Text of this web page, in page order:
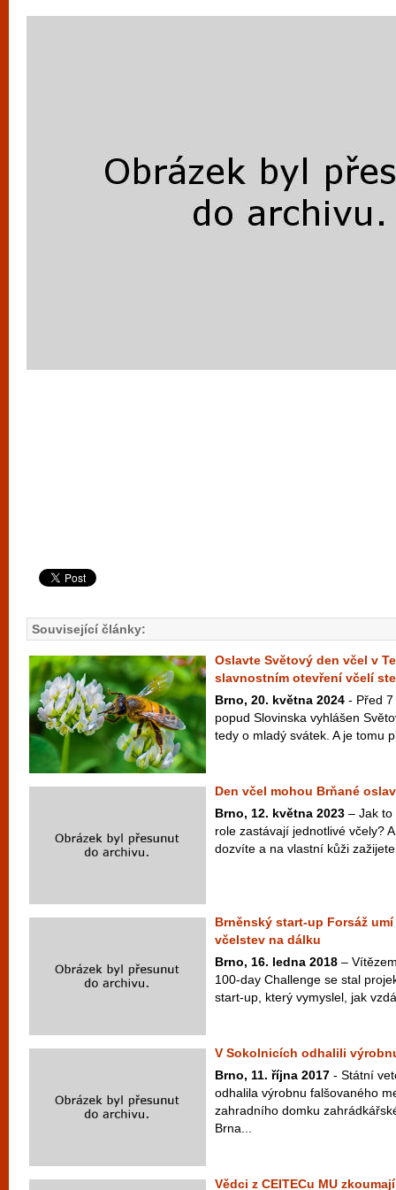
Související články:
Oslavte Světový den včel v
slavnostním otevření včelí
Brno, 20. května 2024 - Před
popud Slovinska vyhlášen
tedy o mladý svátek. A je tomu
Den včel mohou Brňané
Brno, 12. května 2023 – Jak to
role zastávají jednotlivé včely?
dozvíte a na vlastní kůži
Brněnský start-up Forsáž
včelstev na dálku
Brno, 16. ledna 2018 –
100-day Challenge se stal
start-up, který vymyslel, jak
V Sokolnicích odhalili
Brno, 11. října 2017 - Státní
odhalila výrobnu falšovaného
zahradního domku
Brna...
Vědci z CEITECu MU